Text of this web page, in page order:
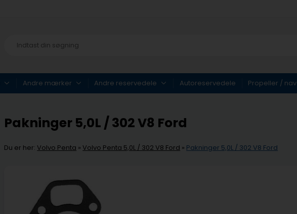
Andre mærker Andre reservedele Autoreservedele Propeller / nav
Pakninger 5,0L / 302 V8 Ford
Du er her:Volvo Penta »Volvo Penta 5,0L / 302 V8 Ford » Pakninger 5,0L / 302 V8 Ford